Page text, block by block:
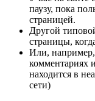
паузу, пока
страницей.
Другой
страницы,
Или, например,
комментариях
находится в
сети)